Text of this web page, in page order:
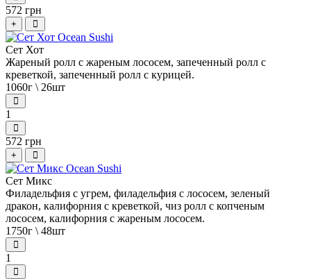
572 грн
+
Сет Хот
Жареный ролл с жареным лососем, запеченный ролл с
креветкой, запеченный ролл с курицей.
1060г \ 26шт
1
572 грн
+
Сет Микс
Филадельфия с угрем, филадельфия с лососем, зеленый
дракон, калифорния с креветкой, чиз ролл с копченым
лососем, калифорния с жареным лососем.
1750г \ 48шт
1